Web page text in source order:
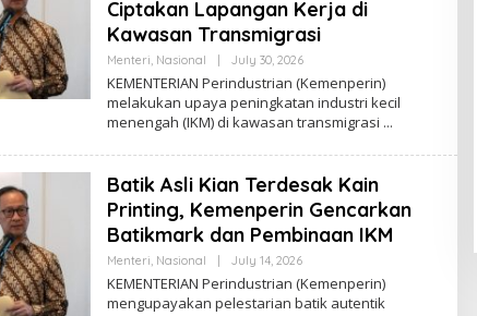
Ciptakan Lapangan Kerja di
Kawasan Transmigrasi
Menteri, Nasional July 30, 2026B
Y
R
O
R
A
KEMENTERIAN Perindustrian (Kemenperin)
melakukan upaya peningkatan industri kecil
menengah (IKM) di kawasan transmigrasi
Batik Asli Kian Terdesak Kain
Printing, Kemenperin Gencarkan
Batikmark dan Pembinaan IKM
Menteri, Nasional July 14, 2026B
Y
R
O
KEMENTERIAN Perindustrian (Kemenperin)
mengupayakan pelestarian batik autentik